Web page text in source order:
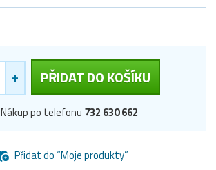
+ PŘIDAT DO KOŠÍKU
Nákup po telefonu 732 630 662
Přidat do “Moje produkty”